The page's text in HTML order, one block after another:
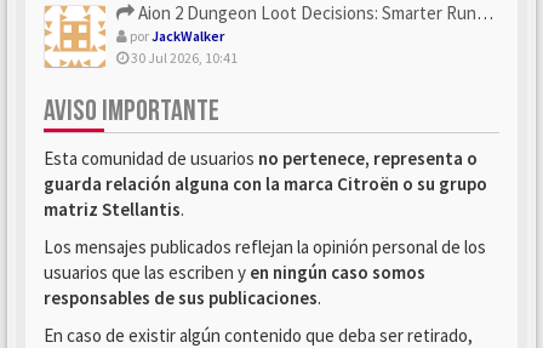
Aion 2 Dungeon Loot Decisions: Smarter Runs With U4N
porJackWalker
30 Jul 2026, 10:41
AVISO IMPORTANTE
Esta comunidad de usuarios no pertenece, representa o
guarda relación alguna con la marca Citroën o su grupo
matriz Stellantis.
Los mensajes publicados reflejan la opinión personal de los
usuarios que las escriben y en ningún caso somos
responsables de sus publicaciones.
En caso de existir algún contenido que deba ser retirado,